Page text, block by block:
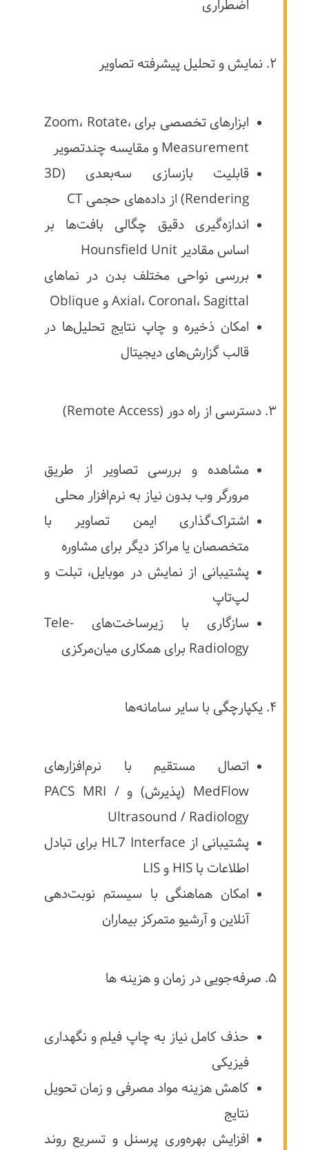
اضطراری
۲. نمایش و تحلیل پیشرفته تصاویر
ابزارهای تخصصی برای Zoom، Rotate،
Measurement و مقایسه چندتصویر
قابلیت بازسازی سه‌بعدی (3D
Rendering) از داده‌های حجمی CT
اندازه‌گیری دقیق چگالی بافت‌ها بر
اساس مقادیر Hounsfield Unit
بررسی نواحی مختلف بدن در نماهای
Axial، Coronal، Sagittal و Oblique
امکان ذخیره و چاپ نتایج تحلیل‌ها در
قالب گزارش‌های دیجیتال
۳. دسترسی از راه دور (Remote Access)
مشاهده و بررسی تصاویر از طریق
مرورگر وب بدون نیاز به نرم‌افزار محلی
اشتراک‌گذاری ایمن تصاویر با
متخصصان یا مراکز دیگر برای مشاوره
پشتیبانی از نمایش در موبایل، تبلت و
لپ‌تاپ
سازگاری با زیرساخت‌های Tele-
Radiology برای همکاری میان‌مرکزی
۴. یکپارچگی با سایر سامانه‌ها
اتصال مستقیم با نرم‌افزارهای
MedFlow (پذیرش) و PACS MRI /
Ultrasound / Radiology
پشتیبانی از HL7 Interface برای تبادل
اطلاعات با HIS و LIS
امکان هماهنگی با سیستم نوبت‌دهی
آنلاین و آرشیو متمرکز بیماران
۵. صرفه‌جویی در زمان و هزینه ها
حذف کامل نیاز به چاپ فیلم و نگهداری
فیزیکی
کاهش هزینه مواد مصرفی و زمان تحویل
نتایج
افزایش بهره‌وری پرسنل و تسریع روند